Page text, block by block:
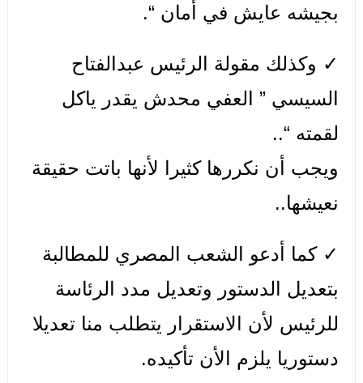
بجيشه عايش في أمان “.
✓ وكذلك مقولة الرئيس عبدالفتاح
السيسي ” العفي محدش يقدر ياكل
لقمته “..
ويجب أن نكررها كثيرا لأنها باتت حقيقة
نعيشها..
✓ كما أدعو الشعب المصري للمطالبة
بتعديل الدستور وتعديل مدد الرئاسة
للرئيس لأن الاستقرار يتطلب منا تعديلا
دستوريا يلزم الأن تأكيده.